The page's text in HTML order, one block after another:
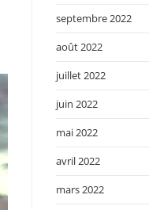
septembre 2022
août 2022
juillet 2022
juin 2022
mai 2022
avril 2022
mars 2022